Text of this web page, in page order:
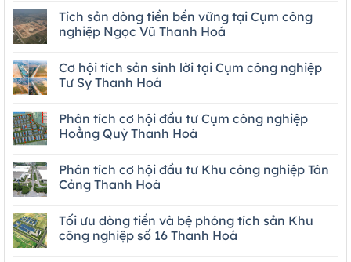
Tích sản dòng tiền bền vững tại Cụm công
nghiệp Ngọc Vũ Thanh Hoá
Cơ hội tích sản sinh lời tại Cụm công nghiệp
Tư Sy Thanh Hoá
Phân tích cơ hội đầu tư Cụm công nghiệp
Hoằng Quỳ Thanh Hoá
Phân tích cơ hội đầu tư Khu công nghiệp Tân
Cảng Thanh Hoá
Tối ưu dòng tiền và bệ phóng tích sản Khu
công nghiệp số 16 Thanh Hoá